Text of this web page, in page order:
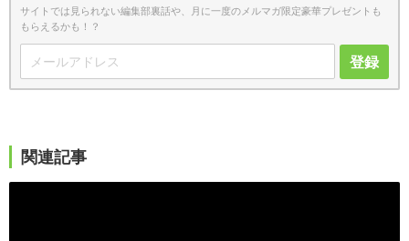
サイトでは見られない編集部裏話や、月に一度のメルマガ限定豪華プレゼントも
もらえるかも！？
登録
関連記事